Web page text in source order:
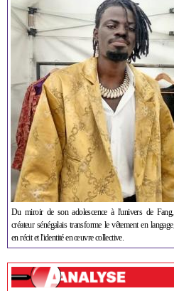
Du miroir de son adolescence à l'univers de
créateur sénégalais transforme le vêtement en
en récit et l'identité en œuvre collective.